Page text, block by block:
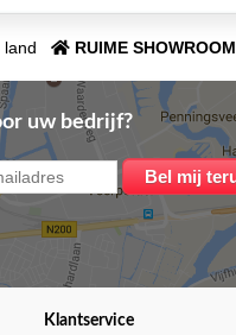
RUIME SHOWROOM
uw bedrijf?
Klantservice